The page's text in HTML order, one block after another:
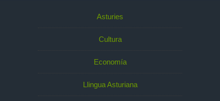
Asturies
Cultura
Economía
Llingua Asturiana